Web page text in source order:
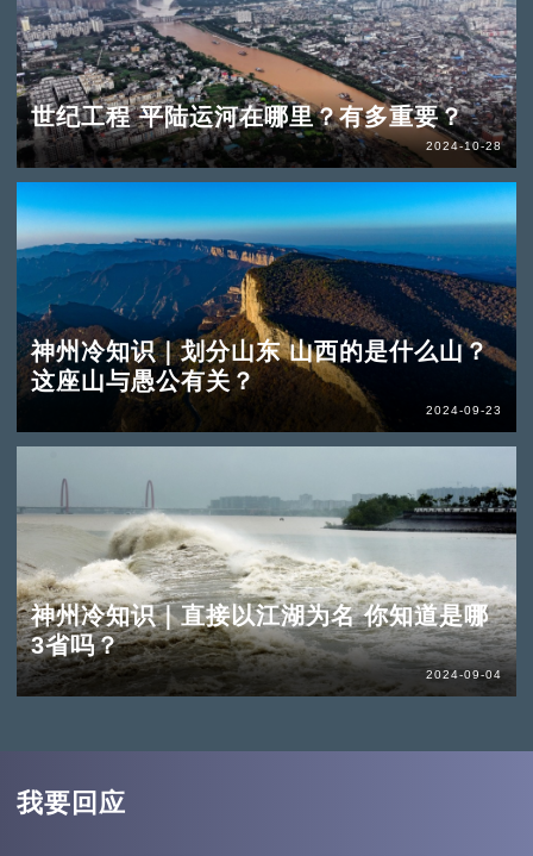
世纪工程 平陆运河在哪里？有多重要？
2024-10-28
神州冷知识｜划分山东 山西的是什么山？
这座山与愚公有关？
2024-09-23
神州冷知识｜直接以江湖为名 你知道是哪
3省吗？
2024-09-04
我要回应